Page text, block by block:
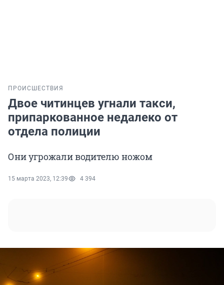
ПРОИСШЕСТВИЯ
Двое читинцев угнали такси,
припаркованное недалеко от
отдела полиции
Они угрожали водителю ножом
15 марта 2023, 12:39 4 394